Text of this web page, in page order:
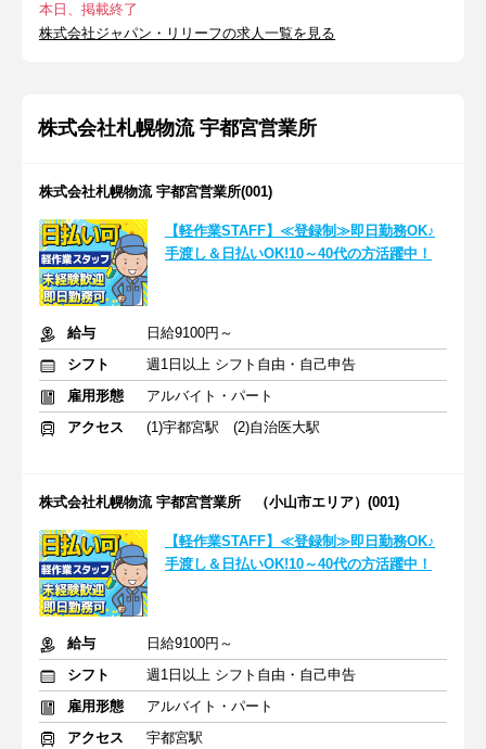
本日、掲載終了
株式会社ジャパン・リリーフの求人一覧を見る
株式会社札幌物流 宇都宮営業所
株式会社札幌物流 宇都宮営業所(001)
【軽作業STAFF】≪登録制≫即日勤務OK♪
手渡し＆日払いOK!10～40代の方活躍中！
給与
日給9100円～
シフト
週1日以上 シフト自由・自己申告
雇用形態
アルバイト・パート
アクセス
(1)宇都宮駅 (2)自治医大駅
株式会社札幌物流 宇都宮営業所 （小山市エリア）(001)
【軽作業STAFF】≪登録制≫即日勤務OK♪
手渡し＆日払いOK!10～40代の方活躍中！
給与
日給9100円～
シフト
週1日以上 シフト自由・自己申告
雇用形態
アルバイト・パート
アクセス
宇都宮駅